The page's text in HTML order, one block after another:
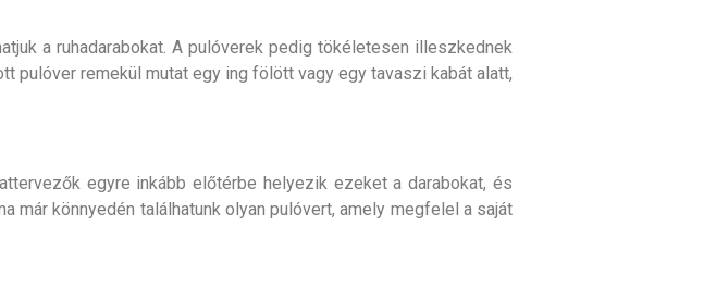
a ruhadarabokat. A pulóverek pedig tökéletesen illeszkednek
pulóver remekül mutat egy ing fölött vagy egy tavaszi kabát alatt,
egyre inkább előtérbe helyezik ezeket a darabokat, és
már könnyedén találhatunk olyan pulóvert, amely megfelel a saját